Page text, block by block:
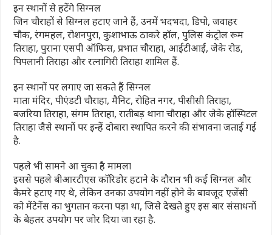
इन स्थानों से हटेंगे सिग्नल
जिन चौराहों से सिग्नल हटाए जाने हैं, उनमें भदभदा, डिपो, जवाहर
चौक, रंगमहल, रोशनपुरा, कुशाभाऊ ठाकरे हॉल, पुलिस कंट्रोल रूम
तिराहा, पुराना एसपी ऑफिस, प्रभात चौराहा, आईटीआई, जेके रोड,
पिपलानी तिराहा और रत्नागिरी तिराहा शामिल हैं.
इन स्थानों पर लगाए जा सकते हैं सिग्नल
माता मंदिर, पीएंडटी चौराहा, मैनिट, रोहित नगर, पीसीसी तिराहा,
बजरिया तिराहा, संगम तिराहा, रातीबड़ थाना चौराहा और जेके हॉस्पिटल
तिराहा जैसे स्थानों पर इन्हें दोबारा स्थापित करने की संभावना जताई गई
है.
पहले भी सामने आ चुका है मामला
इससे पहले बीआरटीएस कॉरिडोर हटाने के दौरान भी कई सिग्नल और
कैमरे हटाए गए थे, लेकिन उनका उपयोग नहीं होने के बावजूद एजेंसी
को मेंटेनेंस का भुगतान करना पड़ा था, जिसे देखते हुए इस बार संसाधनों
के बेहतर उपयोग पर जोर दिया जा रहा है.